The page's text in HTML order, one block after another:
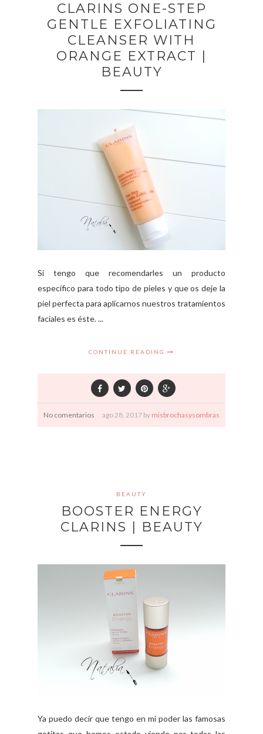
CLARINS ONE-STEP
GENTLE EXFOLIATING
CLEANSER WITH
ORANGE EXTRACT |
BEAUTY
Si tengo que recomendarles un producto
específico para todo tipo de pieles y que os deje la
piel perfecta para aplicarnos nuestros tratamientos
faciales es éste. ...
CONTINUE READING
No comentarios ago28, 2017 by misbrochasysombras
BEAUTY
BOOSTER ENERGY
CLARINS | BEAUTY
Ya puedo decir que tengo en mi poder las famosas